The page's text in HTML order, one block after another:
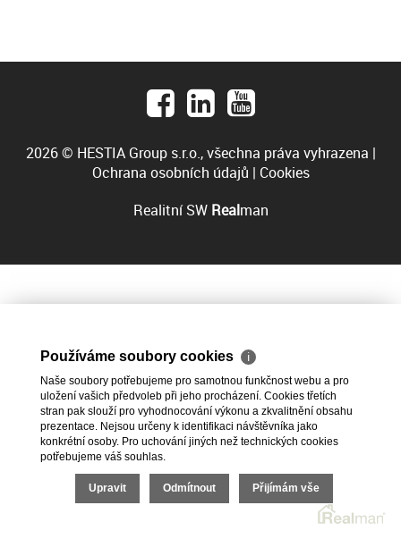
2026 © HESTIA Group s.r.o., všechna práva vyhrazena |
Ochrana osobních údajů | Cookies
Realitní SW Realman
Používáme soubory cookies ℹ
Naše soubory potřebujeme pro samotnou funkčnost webu a pro
uložení vašich předvoleb při jeho procházení. Cookies třetích
stran pak slouží pro vyhodnocování výkonu a zkvalitnění obsahu
prezentace. Nejsou určeny k identifikaci návštěvníka jako
konkrétní osoby. Pro uchování jiných než technických cookies
potřebujeme váš souhlas.
Upravit Odmítnout Přijímám vše